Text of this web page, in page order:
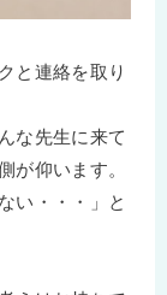
と連絡を取り
な先生に来て
が仰います。
い・・・」と